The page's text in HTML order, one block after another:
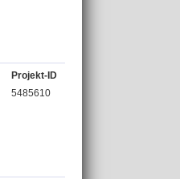
Projekt-ID
5485610